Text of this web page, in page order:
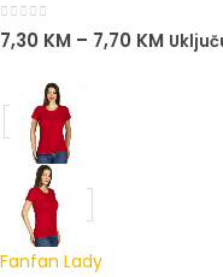
0out of 5
7,30 KM – 7,70 KM
Fanfan Lady